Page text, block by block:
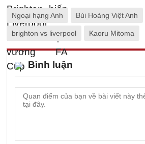
Ngoại hạng Anh Bùi Hoàng Việt Anh
brighton vs liverpool Kaoru Mitoma
Bình luận